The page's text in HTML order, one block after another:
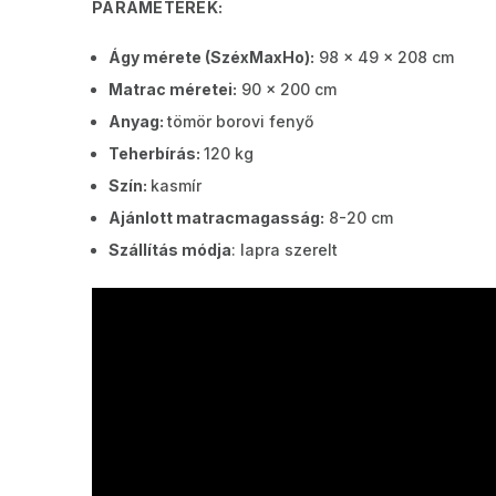
PARAMÉTEREK:
Ágy mérete (SzéxMaxHo): 98 x 49 x 208 cm
Matrac méretei: 90 x 200 cm
Anyag: tömör borovi fenyő
Teherbírás: 120 kg
Szín: kasmír
Ajánlott matracmagasság: 8-20 cm
Szállítás módja: lapra szerelt